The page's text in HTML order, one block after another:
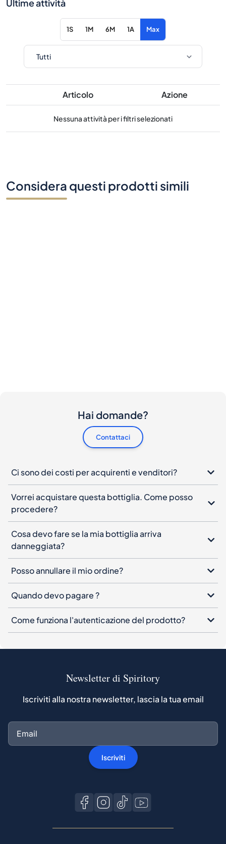
Ultime attività
1S 1M 6M 1A Max
Articolo Azione
Nessuna attività per i filtri selezionati
Considera questi prodotti simili
Hai domande?
Contattaci
Ci sono dei costi per acquirenti e venditori?
Vorrei acquistare questa bottiglia. Come posso
procedere?
Cosa devo fare se la mia bottiglia arriva
danneggiata?
Posso annullare il mio ordine?
Quando devo pagare ?
Come funziona l'autenticazione del prodotto?
Newsletter di Spiritory
Iscriviti alla nostra newsletter, lascia la tua email
Iscriviti